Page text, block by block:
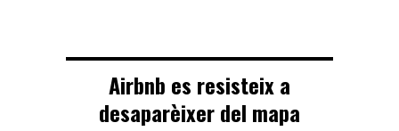
Airbnb es resisteix a
desaparèixer del mapa